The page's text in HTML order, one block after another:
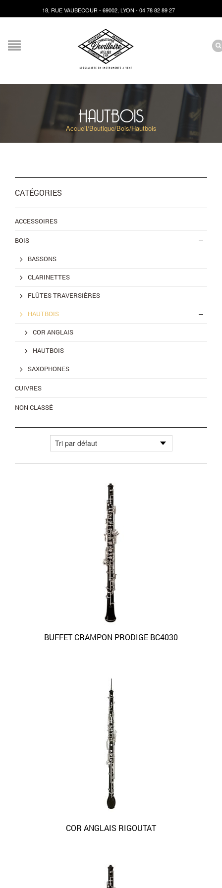
18, RUE VAUBECOUR - 69002, LYON - 04 78 82 89 27
HAUTBOIS
Accueil/Boutique/Bois/Hautbois
BUFFET CRAMPON PRODIGE BC4030
COR ANGLAIS RIGOUTAT
CATÉGORIES
ACCESSOIRES
BOIS
BASSONS
CLARINETTES
FLÛTES TRAVERSIÈRES
HAUTBOIS
COR ANGLAIS
HAUTBOIS
SAXOPHONES
CUIVRES
NON CLASSÉ